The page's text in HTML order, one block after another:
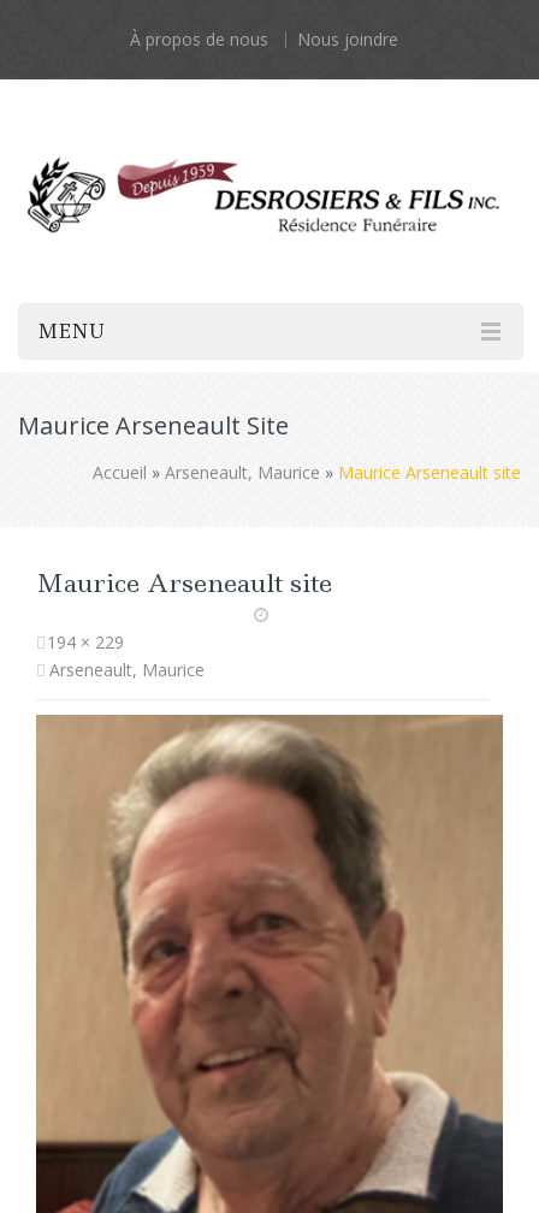
À propos de nous Nous joindre
MENU
Maurice Arseneault Site
Accueil » Arseneault, Maurice » Maurice Arseneault site
Maurice Arseneault site
194 × 229
Arseneault, Maurice